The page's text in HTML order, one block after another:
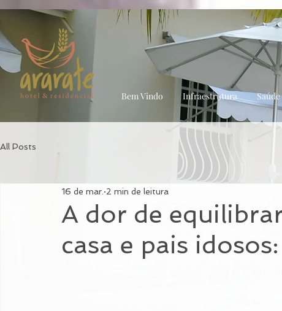
Bem Vindo Infraestrutura
All Posts
A dor de
casa e pais
16 de mar. 2 min de leitura